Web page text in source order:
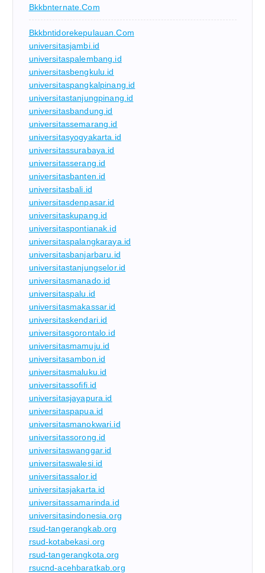
Bkkbnternate.com
Bkkbntidorekepulauan.com
universitasjambi.id
universitaspalembang.id
universitasbengkulu.id
universitaspangkalpinang.id
universitastanjungpinang.id
universitasbandung.id
universitassemarang.id
universitasyogyakarta.id
universitassurabaya.id
universitasserang.id
universitasbanten.id
universitasbali.id
universitasdenpasar.id
universitaskupang.id
universitaspontianak.id
universitaspalangkaraya.id
universitasbanjarbaru.id
universitastanjungselor.id
universitasmanado.id
universitaspalu.id
universitasmakassar.id
universitaskendari.id
universitasgorontalo.id
universitasmamuju.id
universitasambon.id
universitasmaluku.id
universitassofifi.id
universitasjayapura.id
universitaspapua.id
universitasmanokwari.id
universitassorong.id
universitaswanggar.id
universitaswalesi.id
universitassalor.id
universitasjakarta.id
universitassamarinda.id
universitasindonesia.org
rsud-tangerangkab.org
rsud-kotabekasi.org
rsud-tangerangkota.org
rsucnd-acehbaratkab.org